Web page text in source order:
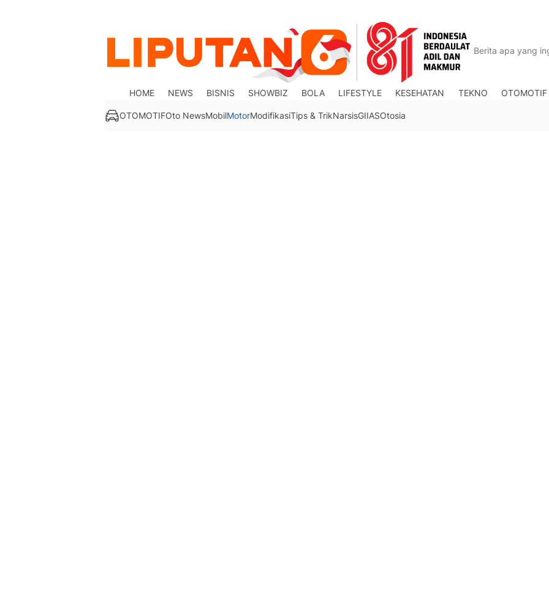
HOME NEWS BISNIS SHOWBIZ BOLA LIFESTYLE KESEHATAN TEKNO OTOMOTIF
OTOMOTIFOto NewsMobilMotorModifikasiTips & TrikNarsisGIIASOtosia